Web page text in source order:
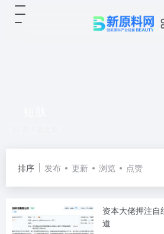
排序 发布 更新 浏览 点赞
资本大佬押注
道